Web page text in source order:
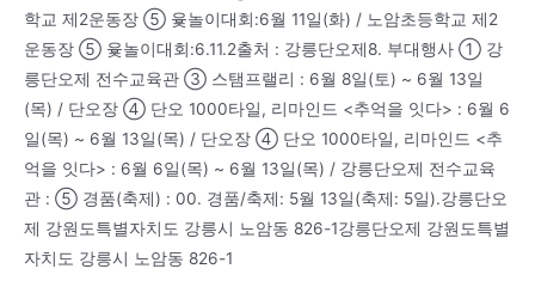
학교 제2운동장 ⑤ 윷놀이대회:6월 11일(화) / 노암초등학교 제2
운동장 ⑤ 윷놀이대회:6.11.2출처 : 강릉단오제8. 부대행사 ① 강
릉단오제 전수교육관 ③ 스탬프랠리 : 6월 8일(토) ~ 6월 13일
(목) / 단오장 ④ 단오 1000타일, 리마인드 <추억을 잇다> : 6월 6
일(목) ~ 6월 13일(목) / 단오장 ④ 단오 1000타일, 리마인드 <추
억을 잇다> : 6월 6일(목) ~ 6월 13일(목) / 강릉단오제 전수교육
관 : ⑤ 경품(축제) : 00. 경품/축제: 5월 13일(축제: 5일).강릉단오
제 강원도특별자치도 강릉시 노암동 826-1강릉단오제 강원도특별
자치도 강릉시 노암동 826-1